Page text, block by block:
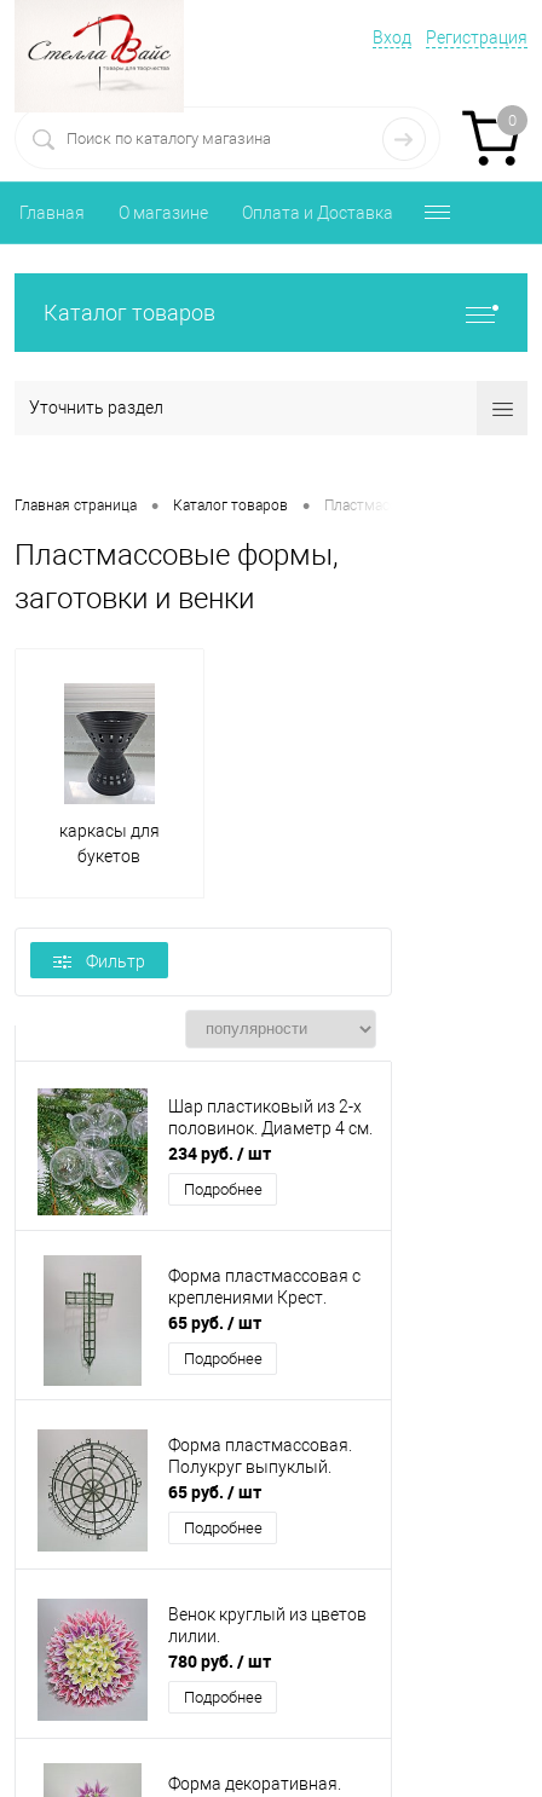
Вход Регистрация
0
Главная О магазине Оплата и Доставка
Каталог товаров
Уточнить раздел
Главная страница • Каталог товаров • Пластмассовые формы,
Пластмассовые формы,
заготовки и венки
каркасы для
букетов
Фильтр
Шар пластиковый из 2-х
половинок. Диаметр 4 см.
234 руб. / шт
Подробнее
Форма пластмассовая с
креплениями Крест.
65 руб. / шт
Подробнее
Форма пластмассовая.
Полукруг выпуклый.
65 руб. / шт
Подробнее
Венок круглый из цветов
лилии.
780 руб. / шт
Подробнее
Форма декоративная.